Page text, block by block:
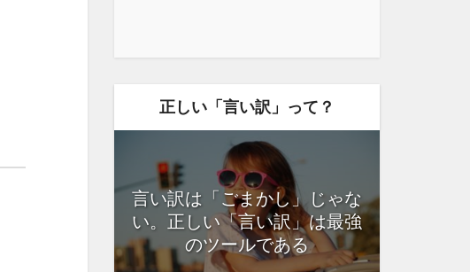
正しい「言い訳」って？
言い訳は「ごまかし」じゃな
い。正しい「言い訳」は最強
のツールである